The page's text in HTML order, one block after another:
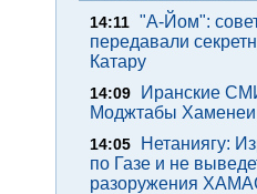
14:11 "А-Йом":
передавали
Катару
14:09
Иранские
Моджтабы Хаменеи
14:05
Нетаниягу:
по Газе и не
разоружения